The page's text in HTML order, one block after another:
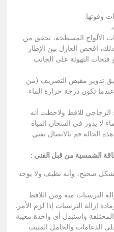
وقوتها.
الألواح المسطحة، تحقق من
افحص العازل بين الإطار
التهوئة على الجانب
تدوير مقبض التصريف (من
تكون درجة حرارة الماء
للاقط ولاحظت أنه
لا يدور في السخان المياه
الحالة قم بالاتصال بفني
الشمسية من قبل الفني :
صحيح، وأنه نظيف ولا يوجد
الترسبات منه ومن اللاقط
إزالة الترسبات إذا لزم الأمر.
واستبدل أي واحدة معيبة.
الدعامات والحامل المثبت